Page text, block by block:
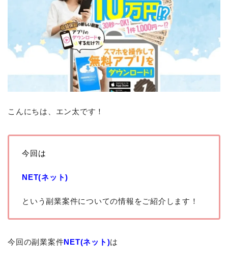
こんにちは、エン太です！
今回は
NET(ネット)
という副業案件についての情報をご紹介します！
今回の副業案件NET(ネット)は